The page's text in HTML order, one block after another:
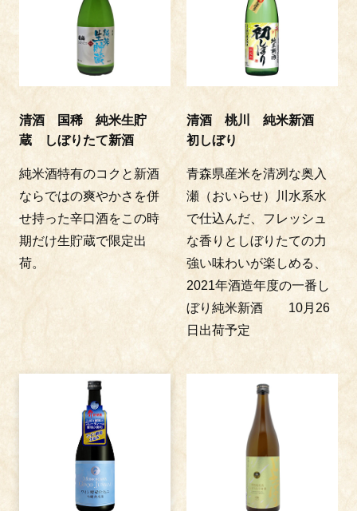
清酒 国稀 純米生貯
蔵 しぼりたて新酒
純米酒特有のコクと新酒
ならではの爽やかさを併
せ持った辛口酒をこの時
期だけ生貯蔵で限定出
荷。
清酒 桃川 純米新酒
初しぼり
青森県産米を清冽な奥入
瀬（おいらせ）川水系水
で仕込んだ、フレッシュ
な香りとしぼりたての力
強い味わいが楽しめる、
2021年酒造年度の一番し
ぼり純米新酒 10月26
日出荷予定